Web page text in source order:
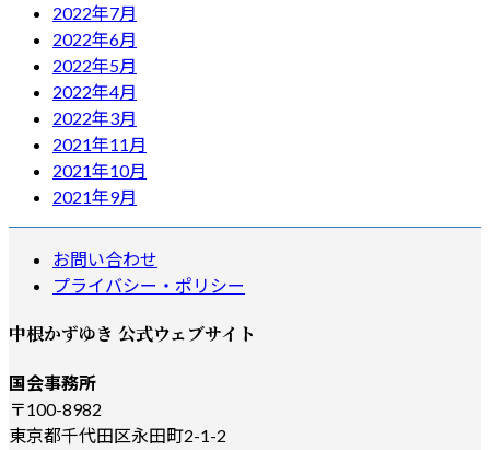
2022年7月
2022年6月
2022年5月
2022年4月
2022年3月
2021年11月
2021年10月
2021年9月
お問い合わせ
プライバシー・ポリシー
中根かずゆき 公式ウェブサイト
国会事務所
〒100-8982
東京都千代田区永田町2-1-2